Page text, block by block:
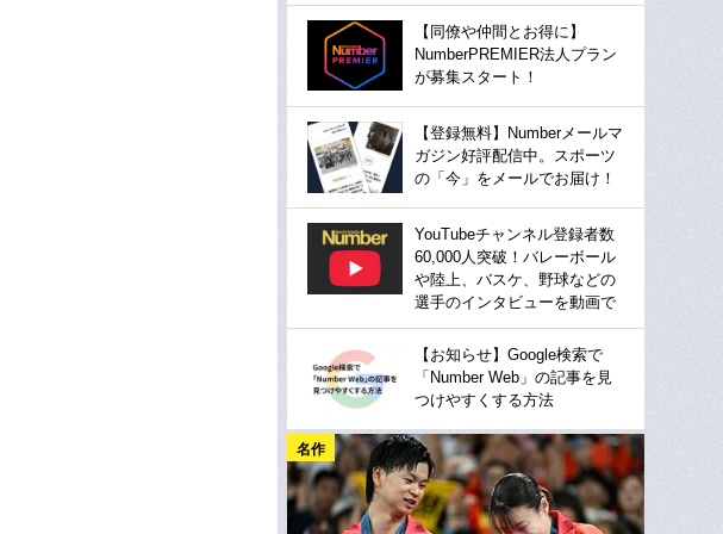
【同僚や仲間とお得に】
NumberPREMIER法人プラン
が募集スタート！
【登録無料】Numberメールマ
ガジン好評配信中。スポーツ
の「今」をメールでお届け！
YouTubeチャンネル登録者数
60,000人突破！バレーボール
や陸上、バスケ、野球などの
選手のインタビューを動画で
【お知らせ】Google検索で
「Number Web」の記事を見
つけやすくする方法
名作